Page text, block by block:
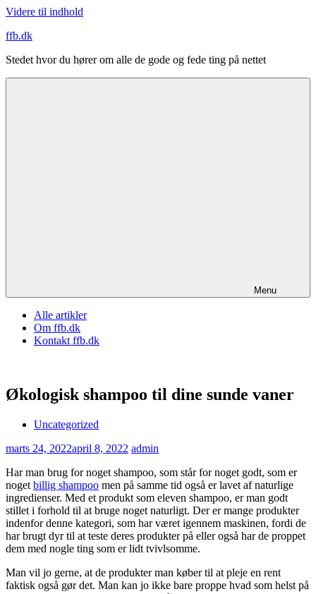
Videre til indhold
ffb.dk
Stedet hvor du hører om alle de gode og fede ting på nettet
Menu
Alle artikler
Om ffb.dk
Kontakt ffb.dk
Økologisk shampoo til dine sunde vaner
Uncategorized
marts 24, 2022april 8, 2022 admin
Har man brug for noget shampoo, som står for noget godt, som er
noget billig shampoo men på samme tid også er lavet af naturlige
ingredienser. Med et produkt som eleven shampoo, er man godt
stillet i forhold til at bruge noget naturligt. Der er mange produkter
indenfor denne kategori, som har været igennem maskinen, fordi de
har brugt dyr til at teste deres produkter på eller også har de proppet
dem med nogle ting som er lidt tvivlsomme.
Man vil jo gerne, at de produkter man køber til at pleje en rent
faktisk også gør det. Man kan jo ikke bare proppe hvad som helst på